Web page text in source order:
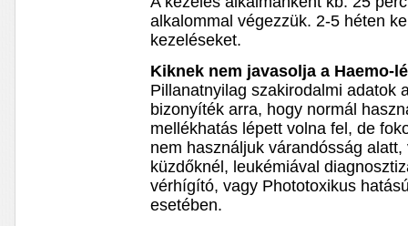
alkalommal végezzük. 2-5 héten
kezeléseket.
Kiknek nem javasolja a Haemo-
Pillanatnyilag szakirodalmi adatok
bizonyíték arra, hogy normál
mellékhatás lépett volna fel, de
nem használjuk várandósság
küzdőknél, leukémiával
vérhígító, vagy Phototoxikus
esetében.